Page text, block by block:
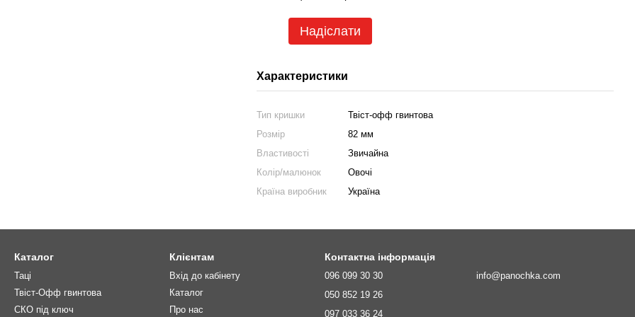
Надіслати
Характеристики
Тип кришки
Твіст-офф гвинтова
Розмір
82 мм
Властивості
Звичайна
Колір/малюнок
Овочі
Країна виробник
Україна
Каталог
Таці
Твіст-Офф гвинтова
СКО під ключ
Клієнтам
Вхід до кабінету
Каталог
Про нас
Контактна інформація
096 099 30 30
050 852 19 26
097 033 36 24
info@panochka.com